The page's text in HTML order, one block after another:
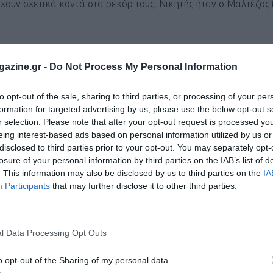
- Do Not Process My Personal Information
opt-out of the sale, sharing to third parties, or processing of your
for targeted advertising by us, please use the below opt-out
selection. Please note that after your opt-out request is processed
interest-based ads based on personal information utilized by us
to third parties prior to your opt-out. You may separately
of your personal information by third parties on the IAB’s list of
This information may also be disclosed by us to third parties on the
Participants that may further disclose it to other third parties.
Data Processing Opt Outs
opt-out of the Sharing of my personal data.
σχετικά κοντά στα ρεκόρ τους. Νικητής ήταν ο Μαλτέζος
πήραν το ασημένιο και το χάλκινο μετάλλιο.
ήταν τρίτη πολύ κοντά με 2:02.16 πέφτοντας στο νήμα.
στα 1.500μ. όπου με 3:41.78 πήρε την τέταρτη θέση σε ένα
Ο αθλητής από την Θράκη συνέτριψε το ατομικό του ρεκόρ
αυτός το προσωπικό του ρεκόρ για λίγα εκατοστά
έκαναν το 1-2. Η Ιουλιάννα
ήταν η νικήτρια σε